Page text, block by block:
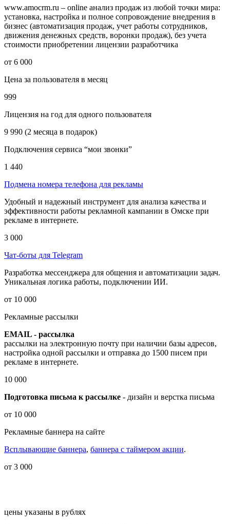
www.amocrm.ru – online анализ продаж из любой точки мира:
установка, настройка и полное сопровождение внедрения в
бизнес (автоматизация продаж, учет работы сотрудников,
движения денежных средств, воронки продаж), без учета
стоимости приобретении лицензии разработчика
от 6 000
Цена за пользователя в месяц
999
Лицензия на год для одного пользователя
9 990 (2 месяца в подарок)
Подключения сервиса “мои звонки”
1 440
Подмена номера телефона для рекламы
Удобный и надежный инструмент для анализа качества и
эффективности работы рекламной кампании в Омске при
рекламе в интернете.
3 000
Чат-боты для Telegram
Разработка мессенджера для общения и автоматизации задач.
Уникальная логика работы, подключении ИИ.
от 10 000
Рекламные рассылки
EMAIL - рассылка
рассылки на электронную почту при наличии базы адресов,
настройка одной рассылки и отправка до 1500 писем при
рекламе в интернете.
10 000
Подготовка письма к рассылке - дизайн и верстка письма
от 10 000
Рекламные баннера на сайте
Всплывающие баннера, баннера с таймером акции.
от 3 000
цены указаны в рублях